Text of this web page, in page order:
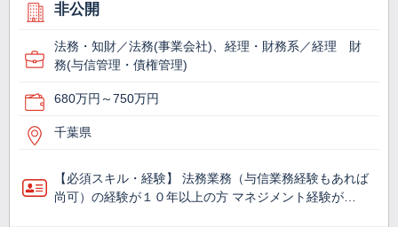
非公開
法務・知財／法務(事業会社)、経理・財務系／経理 財
務(与信管理・債権管理)
680万円～750万円
千葉県
【必須スキル・経験】 法務業務（与信業務経験もあれば
尚可）の経験が１０年以上の方 マネジメント経験が…